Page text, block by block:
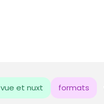
vue et nuxt formats